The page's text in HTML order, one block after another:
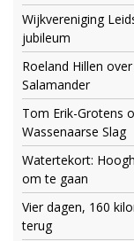
Wijkvereniging
jubileum
Roeland Hillen
Salamander
Tom Erik-Grotens
Wassenaarse Slag
Watertekort:
om te gaan
Vier dagen, 160
terug